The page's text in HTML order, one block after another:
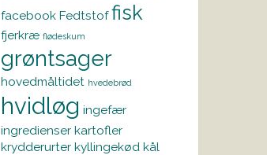
facebook Fedtstof fisk
fjerkræ flødeskum
grøntsager
hovedmåltidet hvedebrød
hvidløg ingefær
ingredienser kartofler
krydderurter kyllingekød kål